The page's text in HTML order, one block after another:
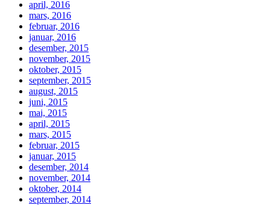
april, 2016
mars, 2016
februar, 2016
januar, 2016
desember, 2015
november, 2015
oktober, 2015
september, 2015
august, 2015
juni, 2015
mai, 2015
april, 2015
mars, 2015
februar, 2015
januar, 2015
desember, 2014
november, 2014
oktober, 2014
september, 2014